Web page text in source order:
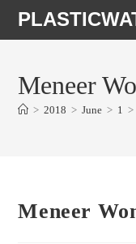
content
Meneer
> 2018 > June > 1 >
Meneer